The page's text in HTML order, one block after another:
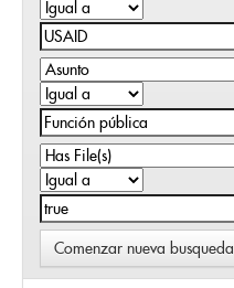
Comenzar nueva busqueda